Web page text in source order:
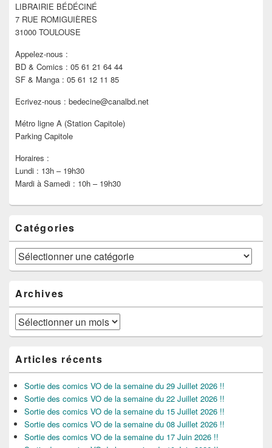
barre
latérale
LIBRAIRIE BÉDÉCINÉ
7 RUE ROMIGUIÈRES
31000 TOULOUSE
Appelez-nous :
BD & Comics : 05 61 21 64 44
SF & Manga : 05 61 12 11 85
Ecrivez-nous : bedecine@canalbd.net
Métro ligne A (Station Capitole)
Parking Capitole
Horaires :
Lundi : 13h – 19h30
Mardi à Samedi : 10h – 19h30
Catégories
Catégories
Archives
Archives
Articles récents
Sortie des comics VO de la semaine du 29 Juillet 2026 !!
Sortie des comics VO de la semaine du 22 Juillet 2026 !!
Sortie des comics VO de la semaine du 15 Juillet 2026 !!
Sortie des comics VO de la semaine du 08 Juillet 2026 !!
Sortie des comics VO de la semaine du 17 Juin 2026 !!